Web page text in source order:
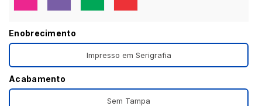
Enobrecimento
Impresso em Serigrafia
Acabamento
Sem Tampa